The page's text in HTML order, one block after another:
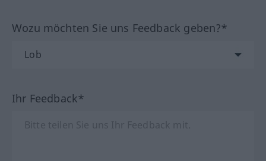
Wozu möchten Sie uns Feedback geben?*
Ihr Feedback*